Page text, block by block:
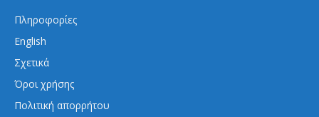
Πληροφορίες
English
Σχετικά
Όροι χρήσης
Πολιτική απορρήτου